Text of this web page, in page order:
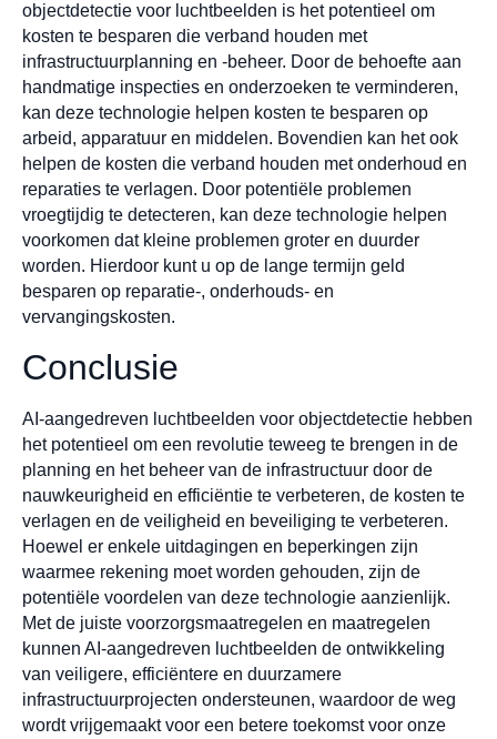
objectdetectie voor luchtbeelden is het potentieel om
kosten te besparen die verband houden met
infrastructuurplanning en -beheer. Door de behoefte aan
handmatige inspecties en onderzoeken te verminderen,
kan deze technologie helpen kosten te besparen op
arbeid, apparatuur en middelen. Bovendien kan het ook
helpen de kosten die verband houden met onderhoud en
reparaties te verlagen. Door potentiële problemen
vroegtijdig te detecteren, kan deze technologie helpen
voorkomen dat kleine problemen groter en duurder
worden. Hierdoor kunt u op de lange termijn geld
besparen op reparatie-, onderhouds- en
vervangingskosten.
Conclusie
AI-aangedreven luchtbeelden voor objectdetectie hebben
het potentieel om een revolutie teweeg te brengen in de
planning en het beheer van de infrastructuur door de
nauwkeurigheid en efficiëntie te verbeteren, de kosten te
verlagen en de veiligheid en beveiliging te verbeteren.
Hoewel er enkele uitdagingen en beperkingen zijn
waarmee rekening moet worden gehouden, zijn de
potentiële voordelen van deze technologie aanzienlijk.
Met de juiste voorzorgsmaatregelen en maatregelen
kunnen AI-aangedreven luchtbeelden de ontwikkeling
van veiligere, efficiëntere en duurzamere
infrastructuurprojecten ondersteunen, waardoor de weg
wordt vrijgemaakt voor een betere toekomst voor onze